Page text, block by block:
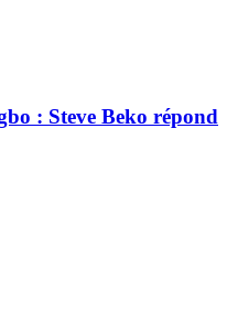
: Steve Beko répond